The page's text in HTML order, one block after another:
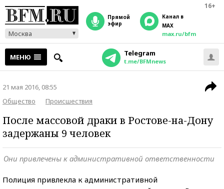
16+
Москва
прямой
эфир
Канал в
MAX
max.ru/bfm
МЕНЮ Telegram
t.me/BFMnews
21 мая 2016, 08:55
Общество
Происшествия
После массовой драки в Ростове-на-Дону
задержаны 9 человек
Они привлечены к административной ответственности
Полиция привлекла к административной